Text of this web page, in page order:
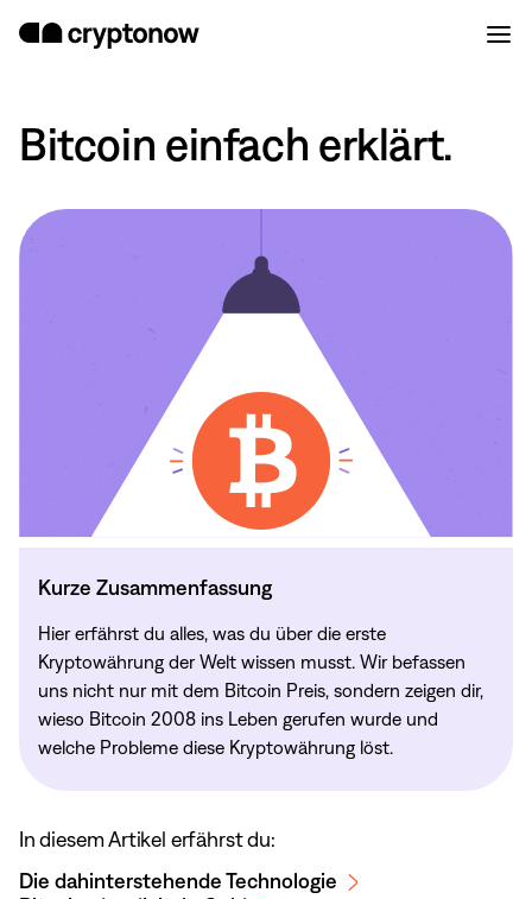
Bitcoin einfach erklärt.
In diesem Artikel erfährst du:
Die dahinterstehende Technologie
Kurze Zusammenfassung
Hier erfährst du alles, was du über die erste
Kryptowährung der Welt wissen musst. Wir befassen
uns nicht nur mit dem Bitcoin Preis, sondern zeigen dir,
wieso Bitcoin 2008 ins Leben gerufen wurde und
welche Probleme diese Kryptowährung löst.